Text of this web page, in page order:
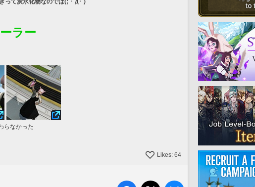
って炭水化物なのでは(; ･`д･´)
ラー
らなかった
Likes: 64